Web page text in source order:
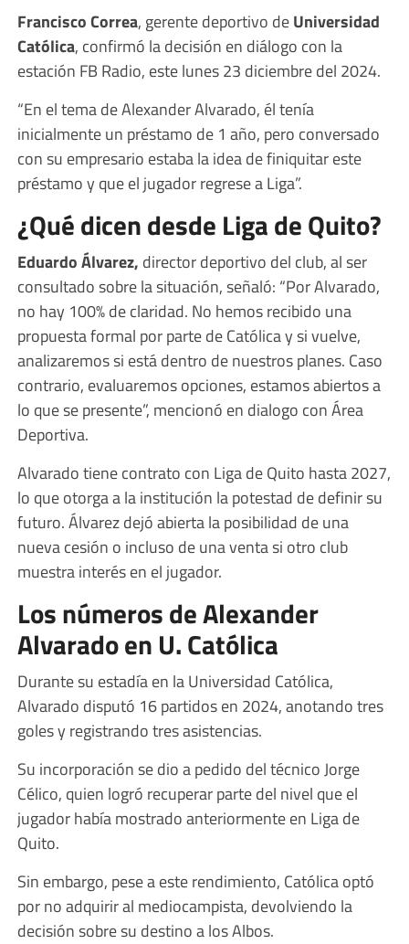
Francisco Correa, gerente deportivo deUniversidad
Católica, confirmó la decisión en diálogo con la
estación FB Radio, este lunes 23 diciembre del 2024.
“En el tema de Alexander Alvarado, él tenía
inicialmente un préstamo de 1 año, pero conversado
con su empresario estaba la idea de finiquitar este
préstamo y que el jugador regrese a Liga”.
¿Qué dicen desde Liga de Quito?
Eduardo Álvarez, director deportivo del club, al ser
consultado sobre la situación, señaló: “Por Alvarado,
no hay 100% de claridad. No hemos recibido una
propuesta formal por parte de Católica y si vuelve,
analizaremos si está dentro de nuestros planes. Caso
contrario, evaluaremos opciones, estamos abiertos a
lo que se presente”, mencionó en dialogo con Área
Deportiva.
Alvarado tiene contrato con Liga de Quito hasta 2027,
lo que otorga a la institución la potestad de definir su
futuro. Álvarez dejó abierta la posibilidad de una
nueva cesión o incluso de una venta si otro club
muestra interés en el jugador.
Los números de Alexander
Alvarado en U. Católica
Durante su estadía en la Universidad Católica,
Alvarado disputó 16 partidos en 2024, anotando tres
goles y registrando tres asistencias.
Su incorporación se dio a pedido del técnico Jorge
Célico, quien logró recuperar parte del nivel que el
jugador había mostrado anteriormente en Liga de
Quito.
Sin embargo, pese a este rendimiento, Católica optó
por no adquirir al mediocampista, devolviendo la
decisión sobre su destino a los Albos.